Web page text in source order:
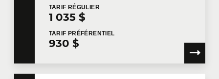
TARIF RÉGULIER
1 035 $
TARIF PRÉFÉRENTIEL
930 $